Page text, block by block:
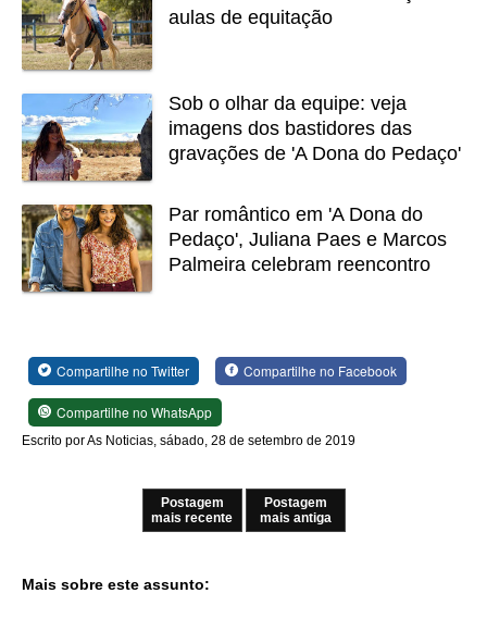
aulas de equitação
Sob o olhar da equipe: veja
imagens dos bastidores das
gravações de 'A Dona do Pedaço'
Par romântico em 'A Dona do
Pedaço', Juliana Paes e Marcos
Palmeira celebram reencontro
Compartilhe no Twitter Compartilhe no Facebook
Compartilhe no WhatsApp
Escrito por As Noticias, sábado, 28 de setembro de 2019
Postagem
mais recente
Postagem
mais antiga
Mais sobre este assunto: